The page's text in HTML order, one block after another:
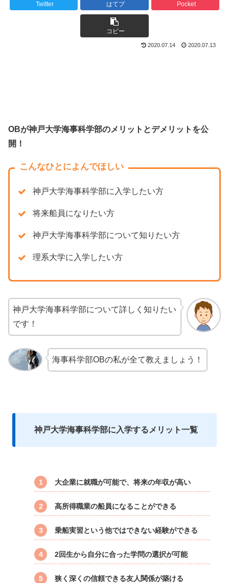
Twitter はてブ Pocket
コピー
2020.07.14 2020.07.13
OBが神戸大学海事科学部のメリットとデメリットを公
開！
こんなひとによんでほしい
神戸大学海事科学部に入学したい方
将来船員になりたい方
神戸大学海事科学部について知りたい方
理系大学に入学したい方
神戸大学海事科学部について詳しく知りたい
です！
海事科学部OBの私が全て教えましょう！
神戸大学海事科学部に入学するメリット一覧
大企業に就職が可能で、将来の年収が高い
高所得職業の船員になることができる
乗船実習という他ではできない経験ができる
2回生から自分に合った学問の選択が可能
狭く深くの信頼できる友人関係が築ける